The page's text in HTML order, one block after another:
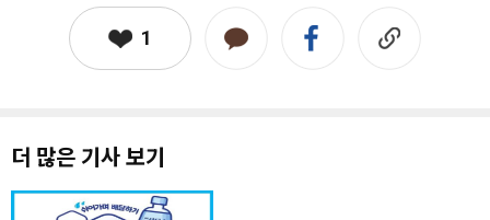
1
더 많은 기사 보기